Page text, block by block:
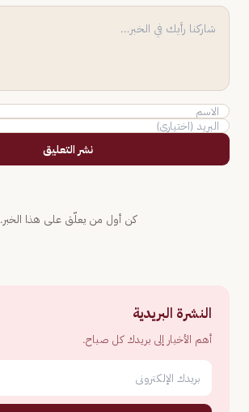
نشر التعليق
كن أول من يعلّق على هذا الخبر.
النشرة البريدية
أهم الأخبار إلى بريدك كل صباح.